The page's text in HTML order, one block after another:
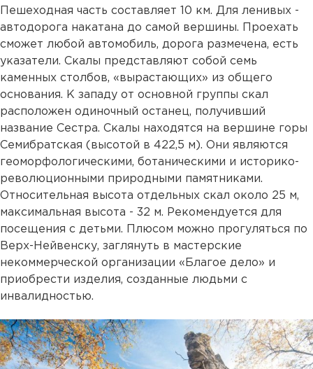
Пешеходная часть составляет 10 км. Для ленивых -
автодорога накатана до самой вершины. Проехать
сможет любой автомобиль, дорога размечена, есть
указатели. Скалы представляют собой семь
каменных столбов, «вырастающих» из общего
основания. К западу от основной группы скал
расположен одиночный останец, получивший
название Сестра. Скалы находятся на вершине горы
Семибратская (высотой в 422,5 м). Они являются
геоморфологическими, ботаническими и историко-
революционными природными памятниками.
Относительная высота отдельных скал около 25 м,
максимальная высота - 32 м. Рекомендуется для
посещения с детьми. Плюсом можно прогуляться по
Верх-Нейвенску, заглянуть в мастерские
некоммерческой организации «Благое дело» и
приобрести изделия, созданные людьми с
инвалидностью.